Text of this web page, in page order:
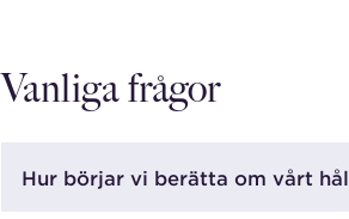
Vanliga frågor
Hur börjar vi berätta om vårt